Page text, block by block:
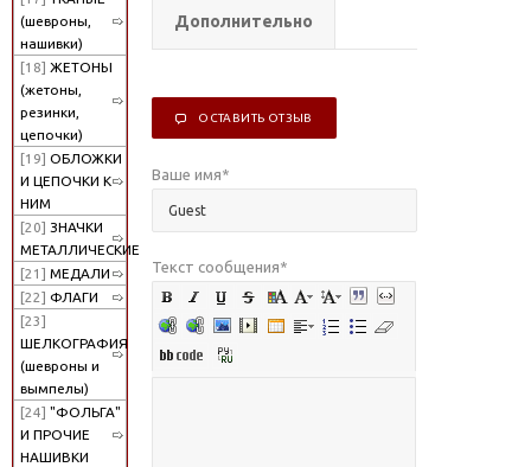
(шевроны,
нашивки)
[18] ЖЕТОНЫ
(жетоны,
резинки,
цепочки)
[19] ОБЛОЖКИ
И ЦЕПОЧКИ К
НИМ
[20] ЗНАЧКИ
МЕТАЛЛИЧЕСКИЕ
[21] МЕДАЛИ
[22] ФЛАГИ
[23]
ШЕЛКОГРАФИЯ
(шевроны и
вымпелы)
[24] "ФОЛЬГА"
И ПРОЧИЕ
НАШИВКИ
Дополнительно
ОСТАВИТЬ ОТЗЫВ
Ваше имя*
Текст сообщения*